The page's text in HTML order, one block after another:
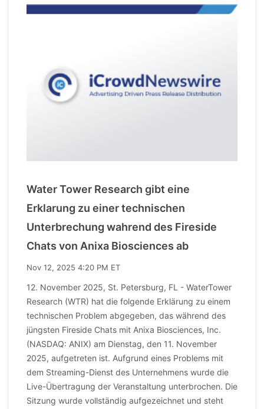
Water Tower Research gibt eine
Erklarung zu einer technischen
Unterbrechung wahrend des Fireside
Chats von Anixa Biosciences ab
Nov 12, 2025 4:20 PM ET
12. November 2025, St. Petersburg, FL - WaterTower
Research (WTR) hat die folgende Erklärung zu einem
technischen Problem abgegeben, das während des
jüngsten Fireside Chats mit Anixa Biosciences, Inc.
(NASDAQ: ANIX) am Dienstag, den 11. November
2025, aufgetreten ist. Aufgrund eines Problems mit
dem Streaming-Dienst des Unternehmens wurde die
Live-Übertragung der Veranstaltung unterbrochen. Die
Sitzung wurde vollständig aufgezeichnet und steht